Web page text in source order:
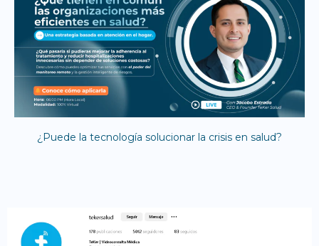
¿Puede la tecnología solucionar la crisis en salud?